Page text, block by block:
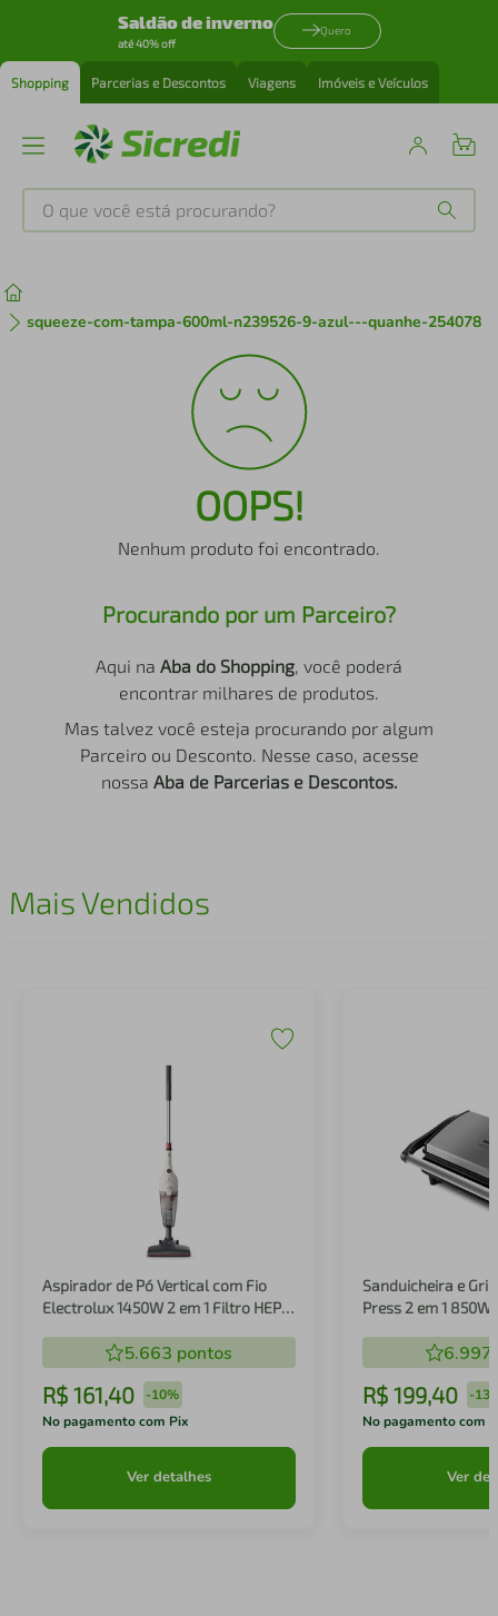
Saldão de inverno
até 40% off
Quero
Shopping Parcerias e Descontos Viagens Imóveis e Veículos
O que você está procurando?
squeeze-com-tampa-600ml-n239526-9-azul---quanhe-254078
OOPS!
Nenhum produto foi encontrado.
Procurando por um Parceiro?
Aqui na Aba do Shopping, você poderá
encontrar milhares de produtos.
Mas talvez você esteja procurando por algum
Parceiro ou Desconto. Nesse caso, acesse
nossa Aba de Parcerias e Descontos.
Mais Vendidos
Aspirador de Pó Vertical com Fio
Electrolux 1450W 2 em 1 Filtro HEPA
5.663 pontos
R$ 161,40 -10%
No pagamento com Pix
Ver detalhes
Sanduicheira e
Press 2 em 1 850W
6.997
R$ 199,40 -
No pagamento com
Ver
iphone